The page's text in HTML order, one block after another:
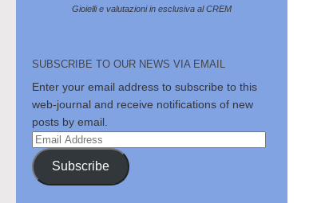
Gioielli e valutazioni in esclusiva al CREM
SUBSCRIBE TO OUR NEWS VIA EMAIL
Enter your email address to subscribe to this
web-journal and receive notifications of new
posts by email.
Email
Address
Subscribe